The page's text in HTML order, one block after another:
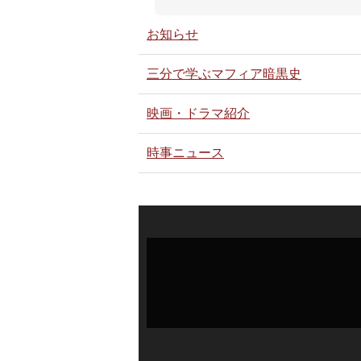
お知らせ
三分で学ぶマフィア暗黒史
映画・ドラマ紹介
時事ニュース